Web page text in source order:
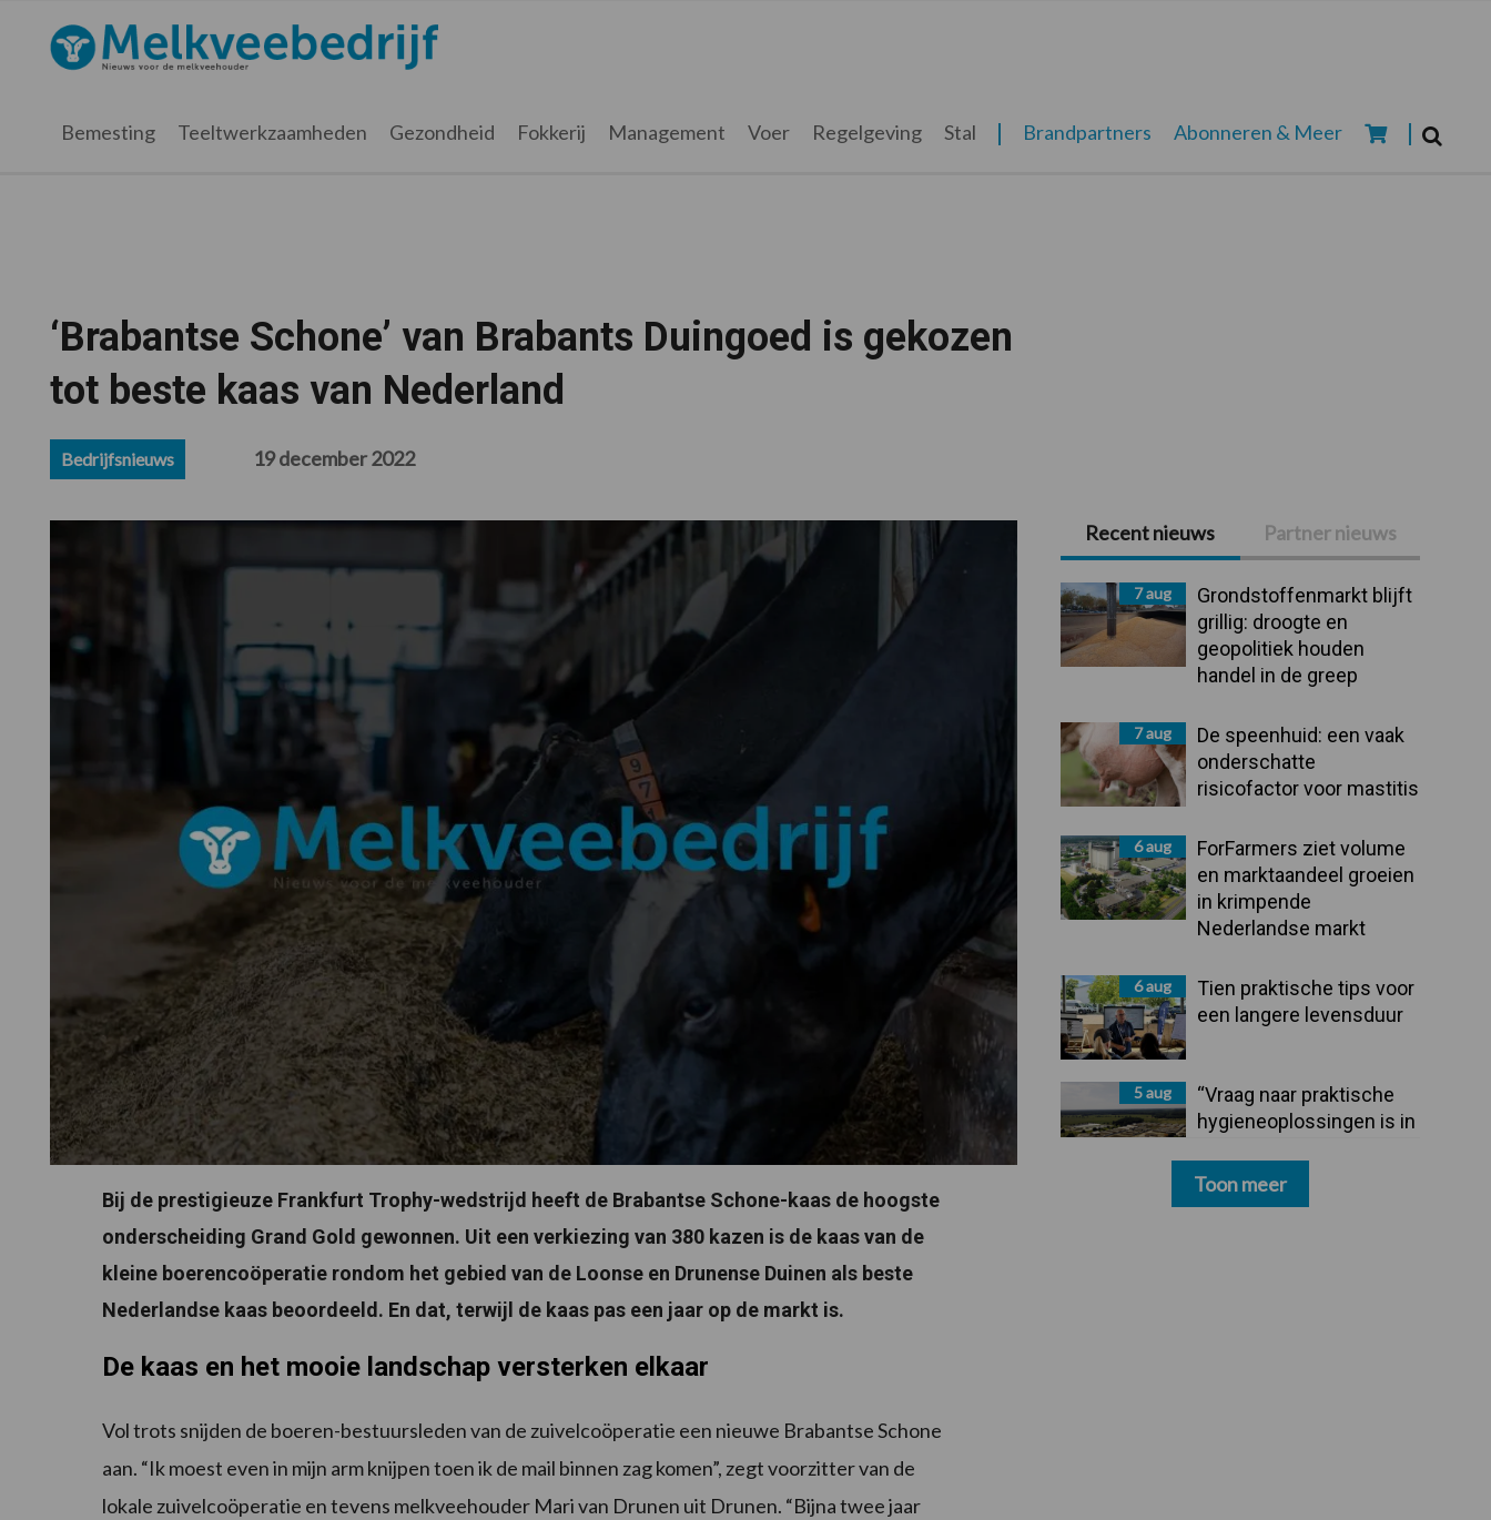
hoofdnavigatie
hoofd
eerste
voettekst
Melkveebedrijf.nl
Bemesting Teeltwerkzaamheden Gezondheid Fokkerij Management Voer Regelgeving Stal Brandpartners Abonneren & Meer
‘Brabantse Schone’ van Brabants Duingoed is gekozen
tot beste kaas van Nederland
Bedrijfsnieuws 19 december 2022
Bij de prestigieuze Frankfurt Trophy-wedstrijd heeft de Brabantse Schone-kaas de hoogste
onderscheiding Grand Gold gewonnen. Uit een verkiezing van 380 kazen is de kaas van de
kleine boerencoöperatie rondom het gebied van de Loonse en Drunense Duinen als beste
Nederlandse kaas beoordeeld. En dat, terwijl de kaas pas een jaar op de markt is.
De kaas en het mooie landschap versterken elkaar
Vol trots snijden de boeren-bestuursleden van de zuivelcoöperatie een nieuwe Brabantse Schone
aan. “Ik moest even in mijn arm knijpen toen ik de mail binnen zag komen”, zegt voorzitter van de
lokale zuivelcoöperatie en tevens melkveehouder Mari van Drunen uit Drunen. “Bijna twee jaar
Primaire
Sidebar
Recent nieuws Partner nieuws
7 aug
Grondstoffenmarkt blijft
grillig: droogte en
geopolitiek houden
handel in de greep
7 aug
De speenhuid: een vaak
onderschatte
risicofactor voor mastitis
6 aug
ForFarmers ziet volume
en marktaandeel groeien
in krimpende
Nederlandse markt
6 aug
Tien praktische tips voor
een langere levensduur
5 aug
“Vraag naar praktische
hygieneoplossingen is in
Toon meer